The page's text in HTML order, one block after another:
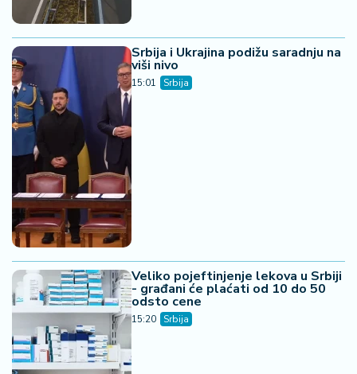
Srbija i Ukrajina podižu saradnju na
viši nivo
15:01 Srbija
Veliko pojeftinjenje lekova u Srbiji
- građani će plaćati od 10 do 50
odsto cene
15:20 Srbija